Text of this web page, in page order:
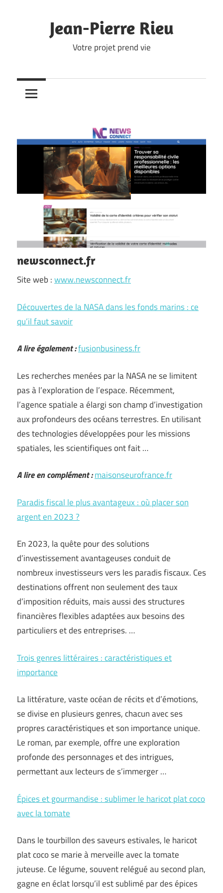
Jean-Pierre Rieu
Votre projet prend vie
newsconnect.fr
Site web :www.newsconnect.fr
Découvertes de la NASA dans les fonds marins : ce
qu’il faut savoir
A lire également :fusionbusiness.fr
Les recherches menées par la NASA ne se limitent
pas à l’exploration de l’espace. Récemment,
l’agence spatiale a élargi son champ d’investigation
aux profondeurs des océans terrestres. En utilisant
des technologies développées pour les missions
spatiales, les scientifiques ont fait …
A lire en complément :maisonseurofrance.fr
Paradis fiscal le plus avantageux : où placer son
argent en 2023 ?
En 2023, la quête pour des solutions
d’investissement avantageuses conduit de
nombreux investisseurs vers les paradis fiscaux. Ces
destinations offrent non seulement des taux
d’imposition réduits, mais aussi des structures
financières flexibles adaptées aux besoins des
particuliers et des entreprises. …
Trois genres littéraires : caractéristiques et
importance
La littérature, vaste océan de récits et d’émotions,
se divise en plusieurs genres, chacun avec ses
propres caractéristiques et son importance unique.
Le roman, par exemple, offre une exploration
profonde des personnages et des intrigues,
permettant aux lecteurs de s’immerger …
Épices et gourmandise : sublimer le haricot plat coco
avec la tomate
Dans le tourbillon des saveurs estivales, le haricot
plat coco se marie à merveille avec la tomate
juteuse. Ce légume, souvent relégué au second plan,
gagne en éclat lorsqu’il est sublimé par des épices